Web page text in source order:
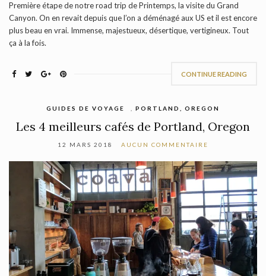
Première étape de notre road trip de Printemps, la visite du Grand
Canyon. On en revait depuis que l’on a déménagé aux US et il est encore
plus beau en vrai. Immense, majestueux, désertique, vertigineux. Tout
ça à la fois.
CONTINUE READING
GUIDES DE VOYAGE PORTLAND, OREGON
Les 4 meilleurs cafés de Portland, Oregon
12 MARS 2018 AUCUN COMMENTAIRE